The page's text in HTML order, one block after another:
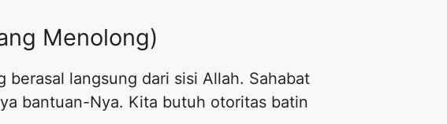
Menolong)
langsung dari sisi Allah. Sahabat
bantuan-Nya. Kita butuh otoritas batin